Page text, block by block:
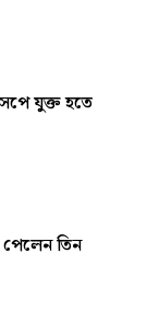
যুক্ত হতে
পেলেন তিন